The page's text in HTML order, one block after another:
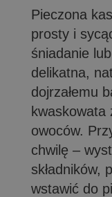
Pieczona
prosty i
śniadanie
delikatna,
dojrzałemu
kwaskowata
owoców.
chwilę –
składników,
wstawić do